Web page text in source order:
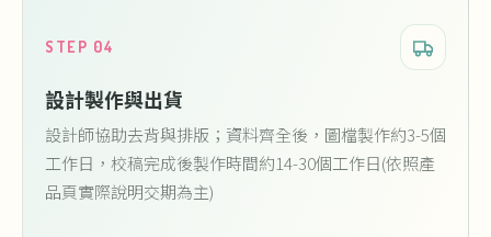
STEP 04
設計製作與出貨
設計師協助去背與排版；資料齊全後，圖檔製作約3-5個
工作日，校稿完成後製作時間約14-30個工作日(依照產
品頁實際說明交期為主)